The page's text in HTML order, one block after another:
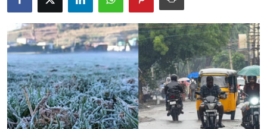
Spirituality
Weather
Politics